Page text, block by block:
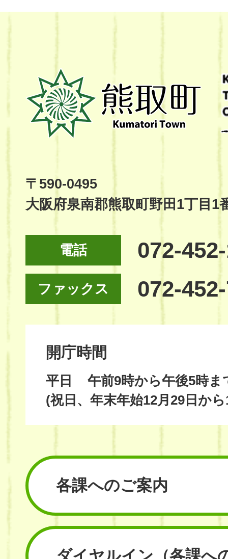
熊
取
町
Kumatori
Site
〒590-0495
大阪府泉南郡熊取町野田1丁目1
電話 072-
ファックス 072-
開庁時間
平日
午前9時から午後5時ま
(祝日、年末年始12月29日か
各課へのご案内